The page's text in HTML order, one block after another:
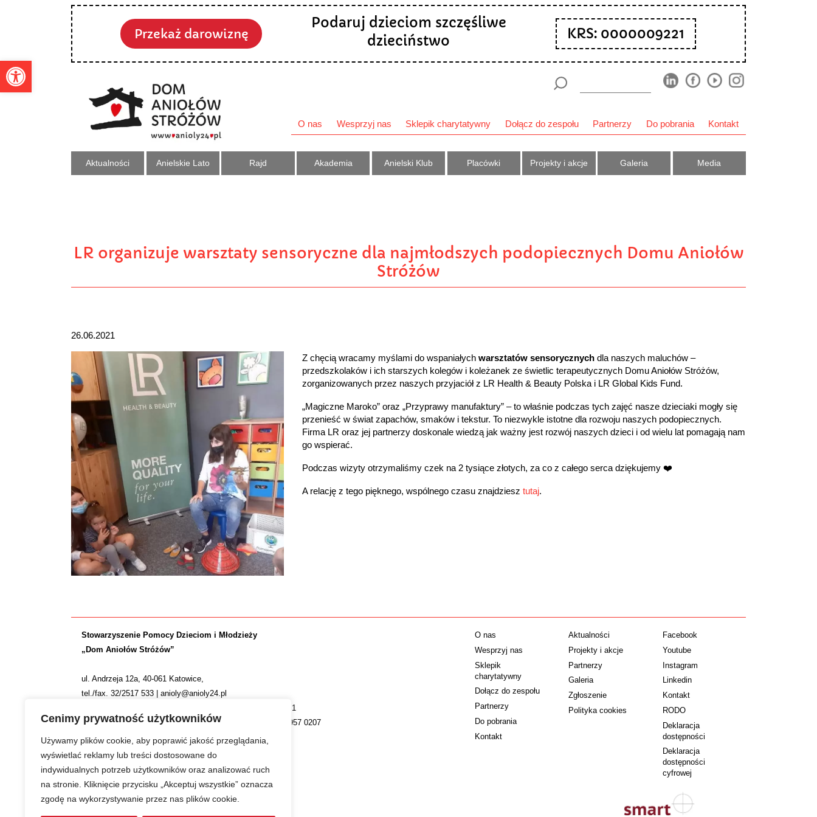
Otwórz pasek narzędzi
Cenimy prywatność użytkowników
Używamy plików cookie, aby poprawić jakość przeglądania,
wyświetlać reklamy lub treści dostosowane do
indywidualnych potrzeb użytkowników oraz analizować ruch
na stronie. Kliknięcie przycisku „Akceptuj wszystkie” oznacza
zgodę na wykorzystywanie przez nas plików cookie.
Przekaż darowiznę
Podaruj dzieciom szczęśliwe
dzieciństwo
KRS: 0000009221
O nas Wesprzyj nas Sklepik charytatywny Dołącz do zespołu Partnerzy Do pobrania Kontakt
Aktualności Anielskie Lato Rajd Akademia Anielski Klub Placówki Projekty i akcje Galeria Media
LR organizuje warsztaty sensoryczne dla najmłodszych podopiecznych Domu Aniołów
Stróżów
26.06.2021
Z chęcią wracamy myślami do wspaniałych warsztatów sensorycznych dla naszych maluchów –
przedszkolaków i ich starszych kolegów i koleżanek ze świetlic terapeutycznych Domu Aniołów Stróżów,
zorganizowanych przez naszych przyjaciół z LR Health & Beauty Polska i LR Global Kids Fund.
„Magiczne Maroko” oraz „Przyprawy manufaktury” – to właśnie podczas tych zajęć nasze dzieciaki mogły się
przenieść w świat zapachów, smaków i tekstur. To niezwykle istotne dla rozwoju naszych podopiecznych.
Firma LR oraz jej partnerzy doskonale wiedzą jak ważny jest rozwój naszych dzieci i od wielu lat pomagają nam
go wspierać.
Podczas wizyty otrzymaliśmy czek na 2 tysiące złotych, za co z całego serca dziękujemy ❤️
A relację z tego pięknego, wspólnego czasu znajdziesz tutaj.
Stowarzyszenie Pomocy Dzieciom i Młodzieży
„Dom Aniołów Stróżów”
ul. Andrzeja 12a, 40-061 Katowice,
tel./fax. 32/2517 533 | anioly@anioly24.pl
NIP: 634 24 24 781 | REGON: 277553974 | KRS 0000009221
Nr konta: ING Bank Śląski S.A. 36 1050 1214 1000 0022 4957 0207
O nas
Wesprzyj nas
Sklepik
charytatywny
Dołącz do zespołu
Partnerzy
Do pobrania
Kontakt
Aktualności
Projekty i akcje
Partnerzy
Galeria
Zgłoszenie
Polityka cookies
Facebook
Youtube
Instagram
Linkedin
Kontakt
RODO
Deklaracja
dostępności
Deklaracja
dostępności
cyfrowej